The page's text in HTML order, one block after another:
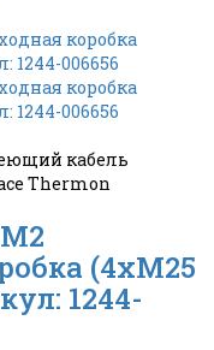
кабель
Thermon
(4xM25
1244-